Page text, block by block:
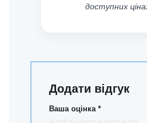
доступних
Додати відгук
Ваша оцінка *